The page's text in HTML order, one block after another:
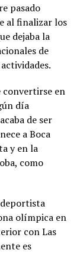
pasado
al finalizar los
dejaba la
de
convertirse en
día
de ser
a Boca
y en la
como
olímpica en
con Las
es